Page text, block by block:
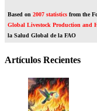
Based on 2007 statistics from the
Global Livestock Production and
la Salud Global de la FAO
Artículos Recientes